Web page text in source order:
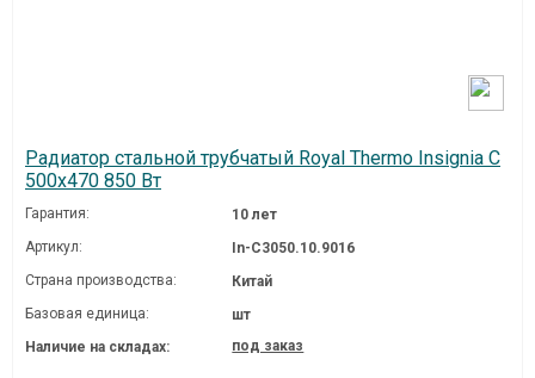
Радиатор стальной трубчатый Royal Thermo Insignia C
500x470 850 Вт
Гарантия:
10 лет
Артикул:
In-C3050.10.9016
Страна производства:
Китай
Базовая единица:
шт
Наличие на складах:
под заказ